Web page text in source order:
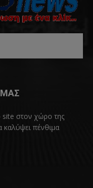
site στον χώρο της
καλύψει πένθιμα